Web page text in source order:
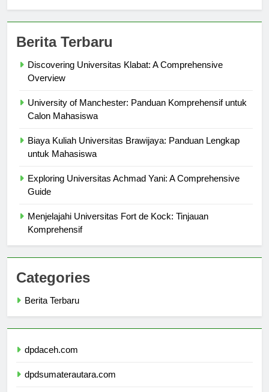
Discovering Universitas Klabat: A Comprehensive
University of Manchester: Panduan Komprehensif untuk
Biaya Kuliah Universitas Brawijaya: Panduan Lengkap
Exploring Universitas Achmad Yani: A Comprehensive
Menjelajahi Universitas Fort de Kock: Tinjauan
Categories